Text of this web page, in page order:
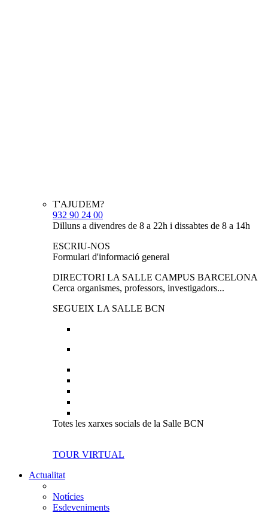
T'AJUDEM?
932 90 24 00
Dilluns a divendres de 8 a 22h i dissabtes de 8 a 14h
ESCRIU-NOS
Formulari d'informació general
DIRECTORI LA SALLE CAMPUS BARCELONA
Cerca organismes, professors, investigadors...
SEGUEIX LA SALLE BCN
Totes les xarxes socials de la Salle BCN
TOUR VIRTUAL
Actualitat
Notícies
Esdeveniments